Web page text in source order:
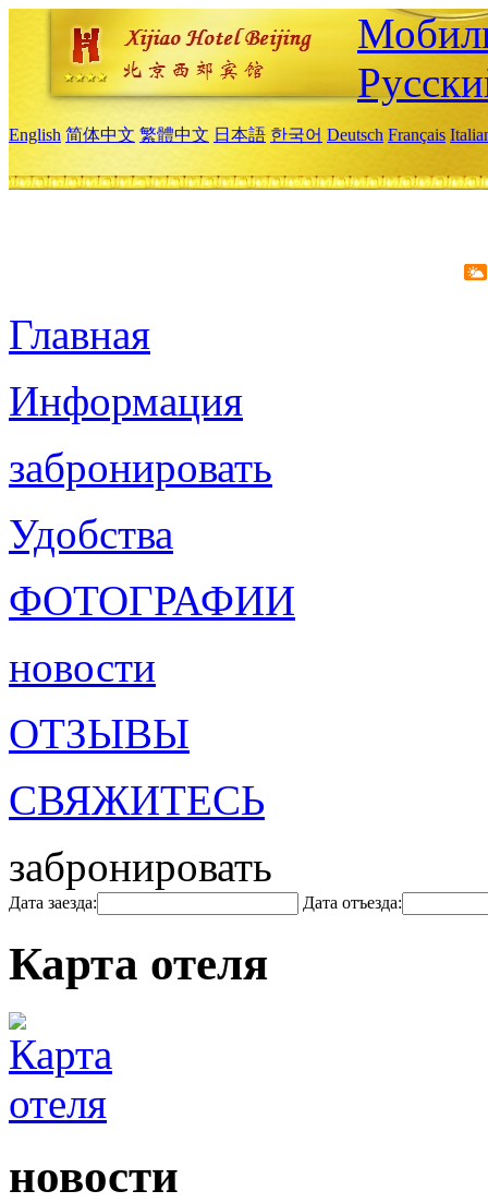
English 简体中文 繁體中文 日本語 한국어 Deutsch Français
Главная
Информация
забронировать
Удобства
ФОТОГРАФИИ
новости
ОТЗЫВЫ
СВЯЖИТЕСЬ
забронировать
Дата заезда: Дата отъезда:
Карта отеля
новости